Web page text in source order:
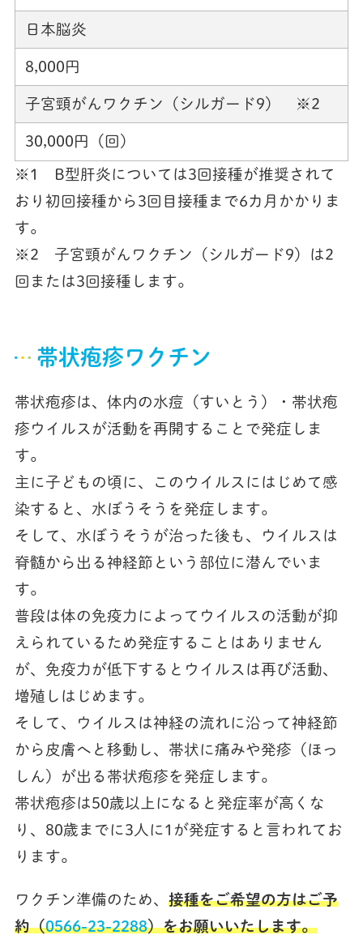
日本脳炎
8,000円
子宮頸がんワクチン（シルガード9） ※2
30,000円（回）
※1 B型肝炎については3回接種が推奨されて
おり初回接種から3回目接種まで6カ月かかりま
す。
※2 子宮頸がんワクチン（シルガード9）は2
回または3回接種します。
帯状疱疹ワクチン
帯状疱疹は、体内の水痘（すいとう）・帯状疱
疹ウイルスが活動を再開することで発症しま
す。
主に子どもの頃に、このウイルスにはじめて感
染すると、水ぼうそうを発症します。
そして、水ぼうそうが治った後も、ウイルスは
脊髄から出る神経節という部位に潜んでいま
す。
普段は体の免疫力によってウイルスの活動が抑
えられているため発症することはありません
が、免疫力が低下するとウイルスは再び活動、
増殖しはじめます。
そして、ウイルスは神経の流れに沿って神経節
から皮膚へと移動し、帯状に痛みや発疹（ほっ
しん）が出る帯状疱疹を発症します。
帯状疱疹は50歳以上になると発症率が高くな
り、80歳までに3人に1が発症すると言われてお
ります。
ワクチン準備のため、 接種をご希望の方はご予
約（0566-23-2288）をお願いいたします。